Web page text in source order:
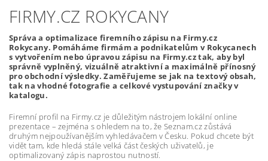
FIRMY.CZ ROKYCANY
Správa a optimalizace firemního zápisu na Firmy.cz
Rokycany. Pomáháme firmám a podnikatelům v Rokycanech
s vytvořením nebo úpravou zápisu na Firmy.cz tak, aby byl
správně vyplněný, vizuálně atraktivní a maximálně přínosný
pro obchodní výsledky. Zaměřujeme se jak na textový obsah,
tak na vhodné fotografie a celkové vystupování značky v
katalogu.
Firemní profil na Firmy.cz je důležitým nástrojem lokální online
prezentace – zejména s ohledem na to, že Seznam.cz zůstává
druhým nejpoužívanějším vyhledávačem v Česku. Pokud chcete být
vidět tam, kde hledá stále velká část českých uživatelů, je
optimalizovaný zápis naprostou nutností.